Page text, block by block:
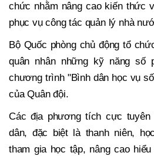
chức nhằm nâng cao kiến thức
phục vụ công tác quản lý nhà
Bộ Quốc phòng chủ động tổ
quân nhân những kỹ năng số
chương trình "Bình dân học vụ
của Quân đội.
Các địa phương tích cực tuyên
dân, đặc biệt là thanh niên,
tham gia học tập, nâng cao